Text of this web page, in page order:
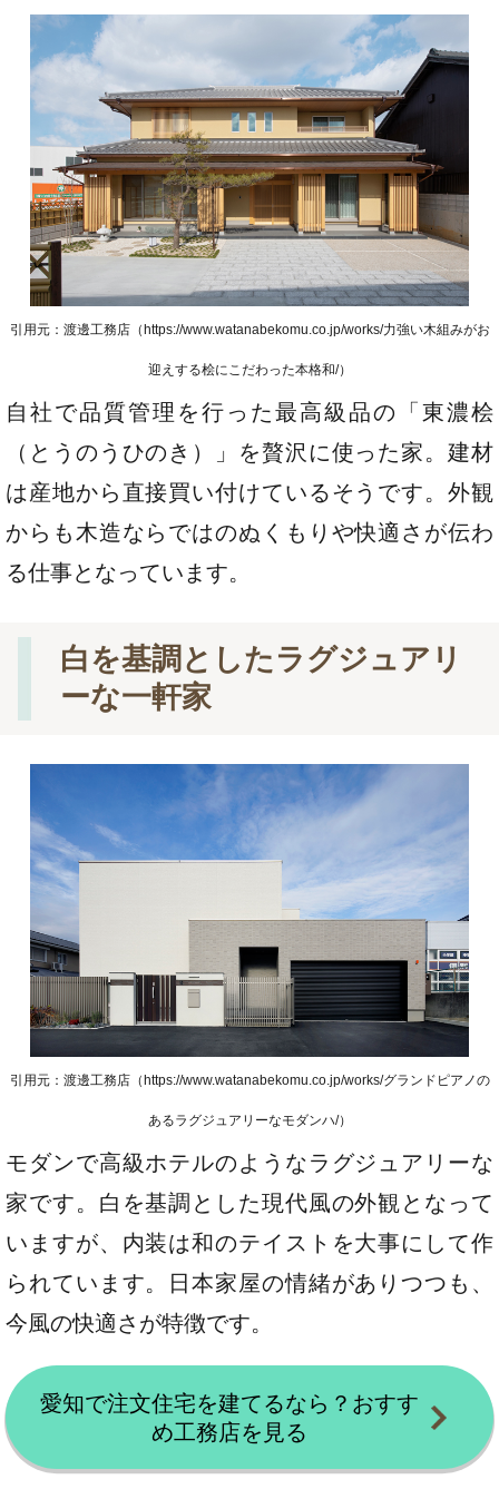
引用元：渡邊工務店（https://www.watanabekomu.co.jp/works/力強い木組みがお
迎えする桧にこだわった本格和/）
自社で品質管理を行った最高級品の「東濃桧
（とうのうひのき）」を贅沢に使った家。建材
は産地から直接買い付けているそうです。外観
からも木造ならではのぬくもりや快適さが伝わ
る仕事となっています。
白を基調としたラグジュアリ
ーな一軒家
引用元：渡邊工務店（https://www.watanabekomu.co.jp/works/グランドピアノの
あるラグジュアリーなモダンハ/）
モダンで高級ホテルのようなラグジュアリーな
家です。白を基調とした現代風の外観となって
いますが、内装は和のテイストを大事にして作
られています。日本家屋の情緒がありつつも、
今風の快適さが特徴です。
愛知で注文住宅を建てるなら？おすす
め工務店を見る